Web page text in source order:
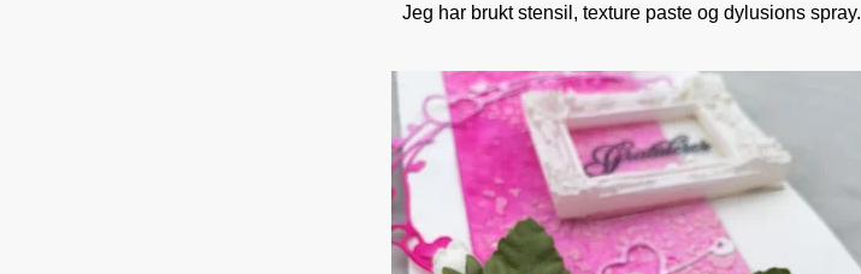
Jeg har brukt stensil, texture paste og dylusions spray.